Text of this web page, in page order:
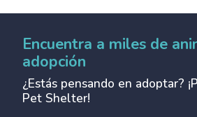
Encuentra a miles de
adopción
¿Estás pensando en adoptar?
Pet Shelter!